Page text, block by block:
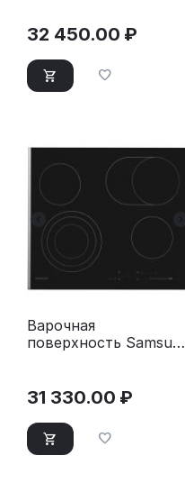
32 450.00 ₽
Варочная
поверхность Samsung
31 330.00 ₽